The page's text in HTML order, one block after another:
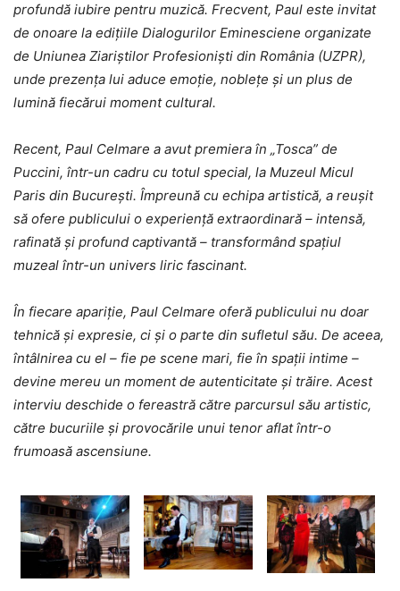
profundă iubire pentru muzică. Frecvent, Paul este invitat
de onoare la edițiile Dialogurilor Eminesciene organizate
de Uniunea Ziariștilor Profesioniști din România (UZPR),
unde prezența lui aduce emoție, noblețe și un plus de
lumină fiecărui moment cultural.
Recent, Paul Celmare a avut premiera în „Tosca” de
Puccini, într-un cadru cu totul special, la Muzeul Micul
Paris din București. Împreună cu echipa artistică, a reușit
să ofere publicului o experiență extraordinară – intensă,
rafinată și profund captivantă – transformând spațiul
muzeal într-un univers liric fascinant.
În fiecare apariție, Paul Celmare oferă publicului nu doar
tehnică și expresie, ci și o parte din sufletul său. De aceea,
întâlnirea cu el – fie pe scene mari, fie în spații intime –
devine mereu un moment de autenticitate și trăire. Acest
interviu deschide o fereastră către parcursul său artistic,
către bucuriile și provocările unui tenor aflat într-o
frumoasă ascensiune.